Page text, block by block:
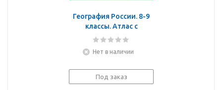
География России. 8-9
классы. Атлас с
контурными картами.
Нет в наличии
Под заказ